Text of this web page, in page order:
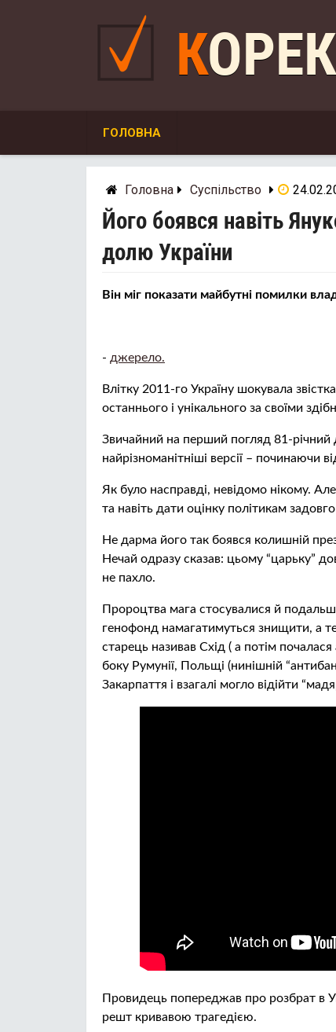
ГОЛОВНА
Головна Суспільство
Його боявся навіть
долю України
Він міг показати майбутні помилки
- джерело.
Влітку 2011-го Україну шокувала
останнього і унікального за своїми
Звичайний на перший погляд 81-річний
найрізноманітніші версії – починаючи
Як було насправді, невідомо нікому.
та навіть дати оцінку політикам
Не дарма його так боявся колишній
Нечай одразу сказав: цьому “царьку”
не пахло.
Пророцтва мага стосувалися й
генофонд намагатимуться знищити, а
старець називав Схід ( а потім
боку Румунії, Польщі (нинішній
Закарпаття і взагалі могло відійти
Провидець попереджав про розбрат в
решт кривавою трагедією.